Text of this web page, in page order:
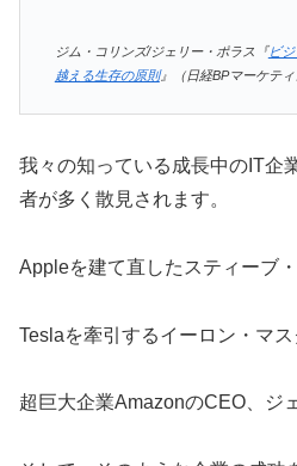
ジム・コリンズ/ジェリー・ポラス『ビジ
越える生存の原則』（日経BPマーケテ
我々の知っている成長中のIT企
者が多く散見されます。
Appleを建て直したスティーブ
Teslaを牽引するイーロン・マス
超巨大企業AmazonのCEO、ジ